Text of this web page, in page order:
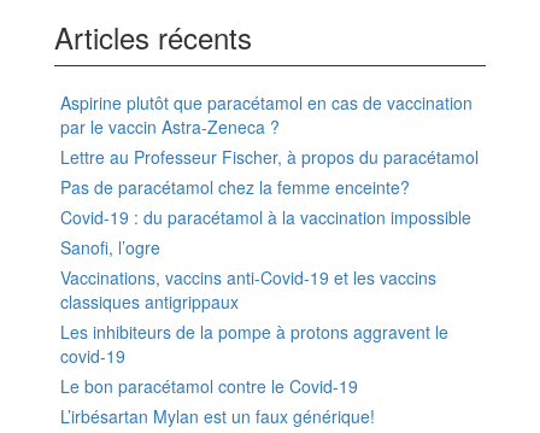
Articles récents
Aspirine plutôt que paracétamol en cas de vaccination
par le vaccin Astra-Zeneca ?
Lettre au Professeur Fischer, à propos du paracétamol
Pas de paracétamol chez la femme enceinte?
Covid-19 : du paracétamol à la vaccination impossible
Sanofi, l’ogre
Vaccinations, vaccins anti-Covid-19 et les vaccins
classiques antigrippaux
Les inhibiteurs de la pompe à protons aggravent le
covid-19
Le bon paracétamol contre le Covid-19
L’irbésartan Mylan est un faux générique!